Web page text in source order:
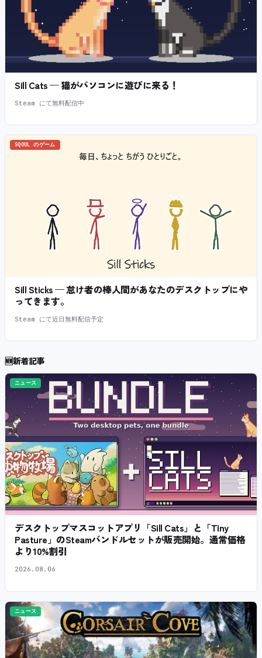
Sill Cats — 猫がパソコンに遊びに来る！
Steam にて無料配信中
SQOOL のゲーム
Sill Sticks — 怠け者の棒人間があなたのデスクトップにや
ってきます。
Steam にて近日無料配信予定
🆕新着記事
ニュース
デスクトップマスコットアプリ「Sill Cats」と「Tiny
Pasture」のSteamバンドルセットが販売開始。通常価格
より10%割引
2026.08.06
ニュース